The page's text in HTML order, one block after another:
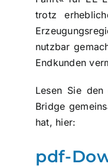
trotz
nutzbar
Endkunden
Lesen Sie
Bridge
hat, hier:
pdf-